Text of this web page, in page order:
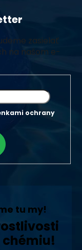
zasielať
na našom e-
ochrany
tu my!
chémiu!